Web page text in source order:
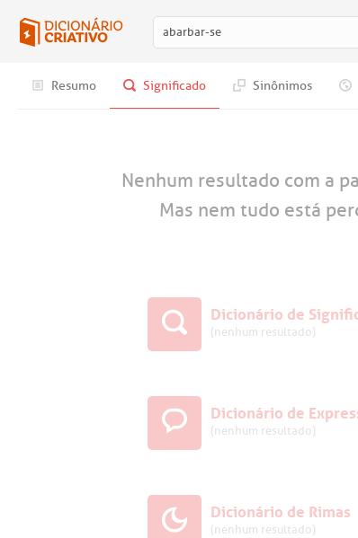
Resumo Significado Sinônimos
Nenhum resultado com a
Mas nem tudo está
Dicionário de
(nenhum resultado)
Dicionário de
(nenhum resultado)
Dicionário de Rimas
(nenhum resultado)